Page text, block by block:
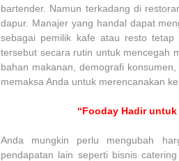
bartender. Namun terkadang di
dapur. Manajer yang handal dapat
sebagai pemilik kafe atau resto
tersebut secara rutin untuk mencegah
bahan makanan, demografi
memaksa Anda untuk merencanakan
“Fooday Hadir
Anda mungkin perlu mengubah
pendapatan lain seperti bisnis